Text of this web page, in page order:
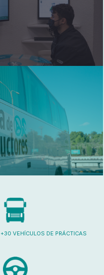
+30 VEHÍCULOS DE PRÁCTICAS